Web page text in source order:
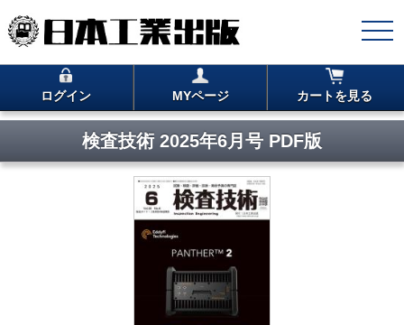
ログイン MYページ カートを見る
検査技術 2025年6月号 PDF版